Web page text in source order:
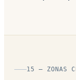
15 — ZONAS